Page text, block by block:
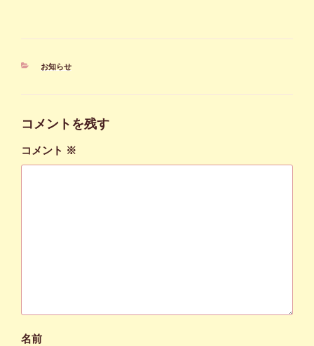
カ
お知らせ
コメントを残す
コメント ※
名前